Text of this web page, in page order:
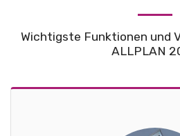
Wichtigste Funktionen und
ALLPLAN